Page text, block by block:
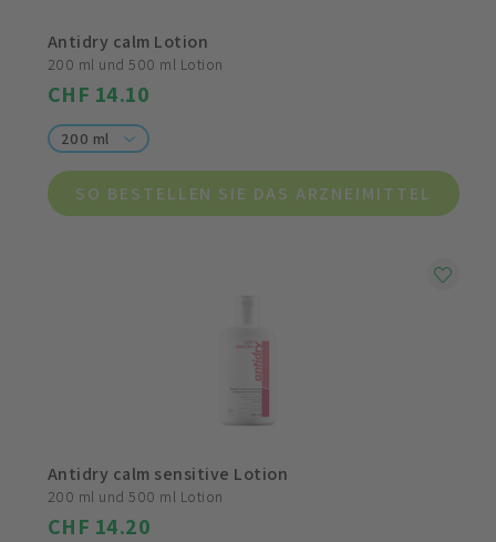
Antidry calm Lotion
200 ml und 500 ml Lotion
CHF 14.10
200 ml
SO BESTELLEN SIE DAS ARZNEIMITTEL
Antidry calm sensitive Lotion
200 ml und 500 ml Lotion
CHF 14.20